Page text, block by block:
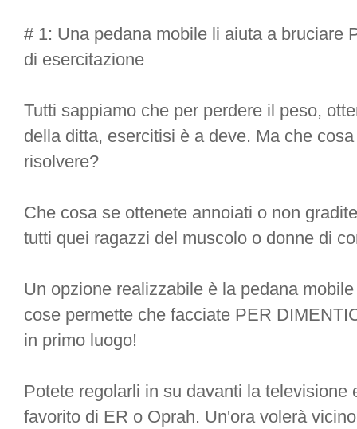
# 1: Una pedana mobile li aiuta a bruciare
di esercitazione
Tutti sappiamo che per perdere il peso,
della ditta, esercitisi è a deve. Ma che
risolvere?
Che cosa se ottenete annoiati o non
tutti quei ragazzi del muscolo o donne di
Un opzione realizzabile è la pedana
cose permette che facciate PER
in primo luogo!
Potete regolarli in su davanti la televisione
favorito di ER o Oprah. Un'ora volerà